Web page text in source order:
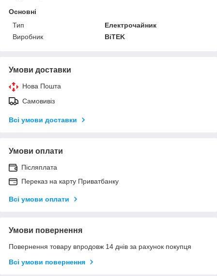
Основні
Тип
Електрочайник
Виробник
BiTEK
Умови доставки
Нова Пошта
Самовивіз
Всі умови доставки
Умови оплати
Післяплата
Переказ на карту Приватбанку
Всі умови оплати
Умови повернення
Повернення товару впродовж 14 днів за рахунок покупця
Всі умови повернення